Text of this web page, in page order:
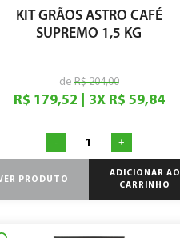
KIT GRÃOS ASTRO CAFÉ
SUPREMO 1,5 KG
deR$ 204,00
R$ 179,52 3X R$ 59,84
- +
PRODUTO
ADICIONAR AO
CARRINHO